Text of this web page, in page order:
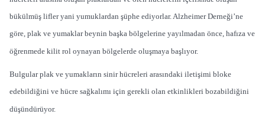
bükülmüş lifler yani yumuklardan şüphe ediyorlar. Alzheimer Derneği’ne
göre, plak ve yumaklar beynin başka bölgelerine yayılmadan önce, hafıza ve
öğrenmede kilit rol oynayan bölgelerde oluşmaya başlıyor.
Bulgular plak ve yumakların sinir hücreleri arasındaki iletişimi bloke
edebildiğini ve hücre sağkalımı için gerekli olan etkinlikleri bozabildiğini
düşündürüyor.